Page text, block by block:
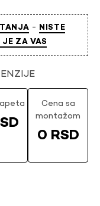
- NISTE
ZA VAS
Cena sa
montažom
0 RSD